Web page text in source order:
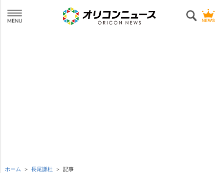
ホーム 長尾謙杜 記事